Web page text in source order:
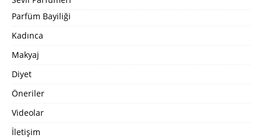
Parfüm Bayiliği
Kadınca
Makyaj
Diyet
Öneriler
Videolar
İletişim